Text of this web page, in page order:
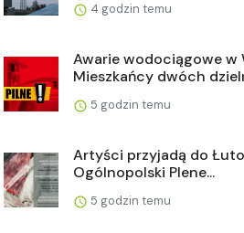
4 godzin temu
Awarie wodociągowe w
Mieszkańcy dwóch
5 godzin temu
Artyści przyjadą do
Ogólnopolski Plene...
5 godzin temu